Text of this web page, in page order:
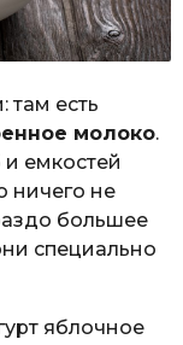
там есть
молоко.
емкостей
ничего не
большее
специально
яблочное